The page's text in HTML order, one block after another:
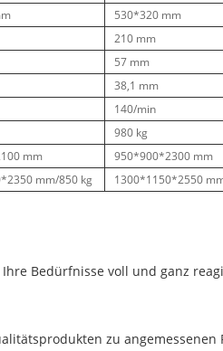
530*320 mm
210 mm
57 mm
38,1 mm
140/min
980 kg
mm 950*900*2300 mm
mm/850 kg 1300*1150*2550
Bedürfnisse voll und ganz
zu angemessenen